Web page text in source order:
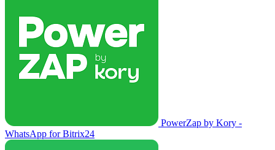
PowerZap by Kory -
WhatsApp for Bitrix24